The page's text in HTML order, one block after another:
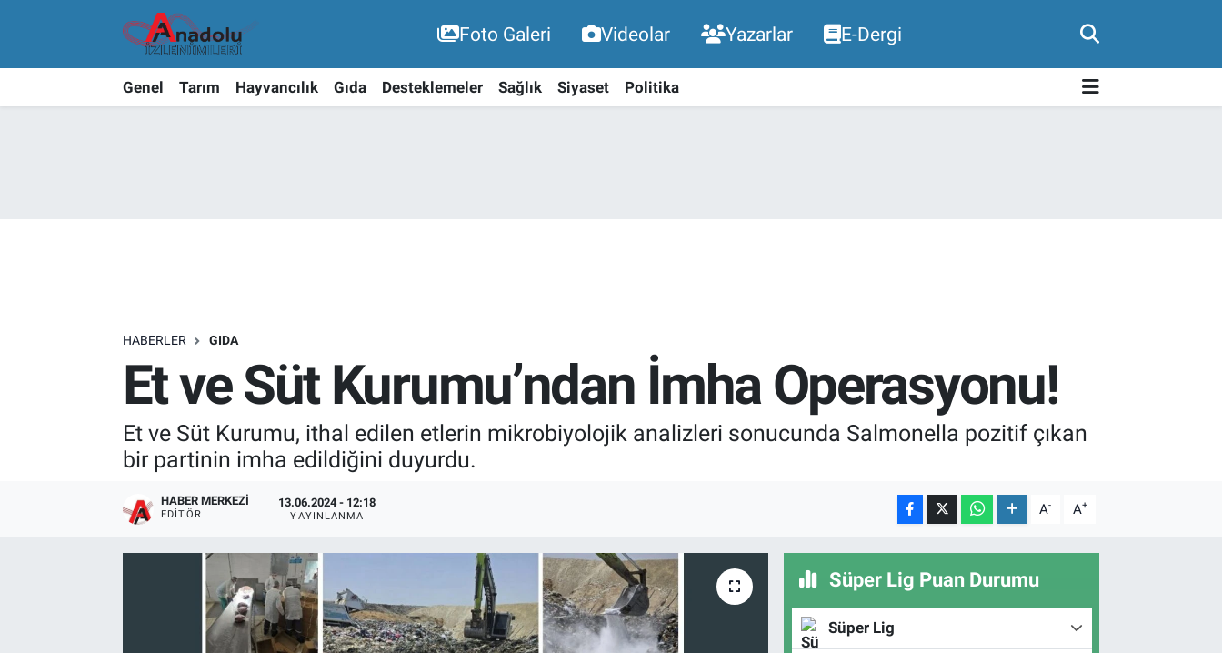
Foto Galeri Videolar Yazarlar E-Dergi
Genel Tarım Hayvancılık Gıda Desteklemeler Sağlık Siyaset Politika
HABERLER GIDA
Et ve Süt Kurumu’ndan İmha Operasyonu!
Et ve Süt Kurumu, ithal edilen etlerin mikrobiyolojik analizleri sonucunda Salmonella pozitif çıkan
bir partinin imha edildiğini duyurdu.
HABER MERKEZI
EDITÖR
13.06.2024 - 12:18
YAYINLANMA A- A+
Süper Lig Puan Durumu
Süper Lig